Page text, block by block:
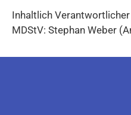
Inhaltlich
MDStV: Stephan Weber